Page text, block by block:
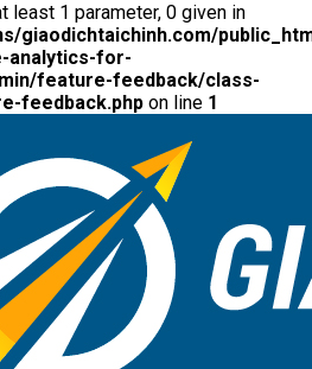
least 1 parameter, 0 given in
giaodichtaichinh.com/
analytics-for-
feature-feedback/class-
feedback.php on line 1